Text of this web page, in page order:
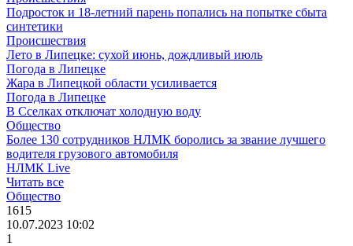
Подросток и 18-летний парень попались на попытке сбыта
синтетики
Происшествия
Лето в Липецке: сухой июнь, дождливый июль
Погода в Липецке
Жара в Липецкой области усиливается
Погода в Липецке
В Сселках отключат холодную воду
Общество
Более 130 сотрудников НЛМК боролись за звание лучшего
водителя грузового автомобиля
НЛМК Live
Читать все
Общество
1615
10.07.2023 10:02
1